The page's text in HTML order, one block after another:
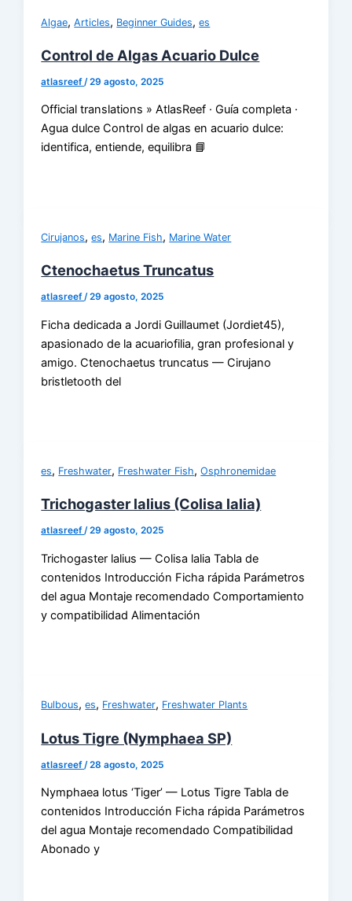
Algae,Articles, Beginner Guides,es
Control de Algas Acuario Dulce
atlasreef /29 agosto, 2025
Official translations » AtlasReef · Guía completa ·
Agua dulce Control de algas en acuario dulce:
identifica, entiende, equilibra 📘
Cirujanos,es, Marine Fish, Marine Water
Ctenochaetus Truncatus
atlasreef/29 agosto, 2025
Ficha dedicada a Jordi Guillaumet (Jordiet45),
apasionado de la acuariofilia, gran profesional y
amigo. Ctenochaetus truncatus — Cirujano
bristletooth del
es, Freshwater, Freshwater Fish,Osphronemidae
Trichogaster lalius (Colisa lalia)
atlasreef/29 agosto, 2025
Trichogaster lalius — Colisa lalia Tabla de
contenidos Introducción Ficha rápida Parámetros
del agua Montaje recomendado Comportamiento
y compatibilidad Alimentación
Bulbous,es, Freshwater, Freshwater Plants
Lotus Tigre (Nymphaea SP)
atlasreef /28 agosto, 2025
Nymphaea lotus ‘Tiger’ — Lotus Tigre Tabla de
contenidos Introducción Ficha rápida Parámetros
del agua Montaje recomendado Compatibilidad
Abonado y